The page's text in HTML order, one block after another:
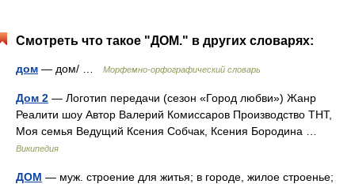
Смотреть что такое "ДОМ." в других словарях:
дом — дом/ … Морфемно-орфографический словарь
Дом 2 — Логотип передачи (сезон «Город любви») Жанр
Реалити шоу Автор Валерий Комиссаров Производство ТНТ,
Моя семья Ведущий Ксения Собчак, Ксения Бородина …
Википедия
ДОМ — муж. строение для житья; в городе, жилое строенье;